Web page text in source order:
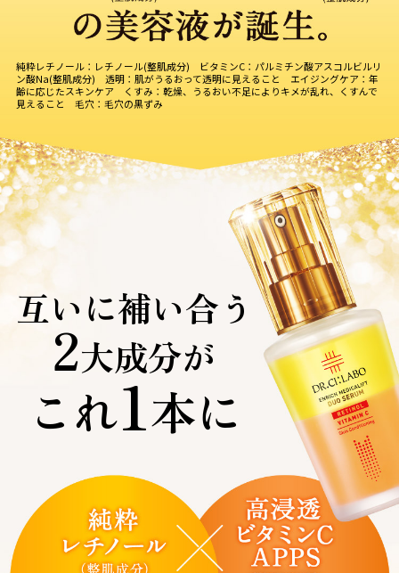
純粋レチノール：レチノール(整肌成分) ビタミンC：パルミチン酸アスコルビルリ
ン酸Na(整肌成分) 透明：肌がうるおって透明に見えること エイジングケア：年
齢に応じたスキンケア くすみ：乾燥、うるおい不足によりキメが乱れ、くすんで
見えること 毛穴：毛穴の黒ずみ
互いに補い合う
2大成分が
これ1本に